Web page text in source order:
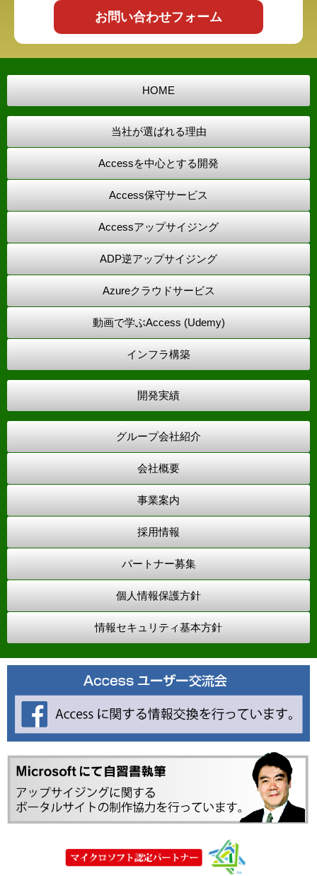
お問い合わせフォーム
HOME
当社が選ばれる理由
Accessを中心とする開発
Access保守サービス
Accessアップサイジング
ADP逆アップサイジング
Azureクラウドサービス
動画で学ぶAccess (Udemy)
インフラ構築
開発実績
グループ会社紹介
会社概要
事業案内
採用情報
パートナー募集
個人情報保護方針
情報セキュリティ基本方針